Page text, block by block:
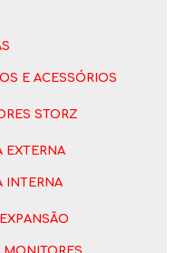
e Acessórios
Storz
Externa
Interna